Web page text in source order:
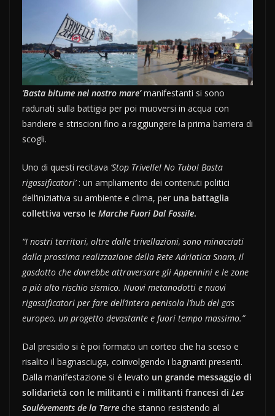
‘Basta bitume nel nostro mare’manifestanti si sono
radunati sulla battigia per poi muoversi in acqua con
bandiere e striscioni fino a raggiungere la prima barriera di
scogli.
Uno di questi recitava ‘Stop Trivelle! No Tubo! Basta
rigassificatori’: un ampliamento dei contenuti politici
dell’iniziativa su ambiente e clima, per una battaglia
collettiva verso le Marche Fuori Dal Fossile.
“I nostri territori, oltre dalle trivellazioni, sono minacciati
dalla prossima realizzazione della Rete Adriatica Snam, il
gasdotto che dovrebbe attraversare gli Appennini e le zone
a più alto rischio sismico. Nuovi metanodotti e nuovi
rigassificatori per fare dell’intera penisola l’hub del gas
europeo, un progetto devastante e fuori tempo massimo.”
Dal presidio si è poi formato un corteo che ha sceso e
risalito il bagnasciuga, coinvolgendo i bagnanti presenti.
Dalla manifestazione si é levato un grande messaggio di
solidarietà con le militanti e i militanti francesi di Les
Soulévements de la Terre che stanno resistendo al